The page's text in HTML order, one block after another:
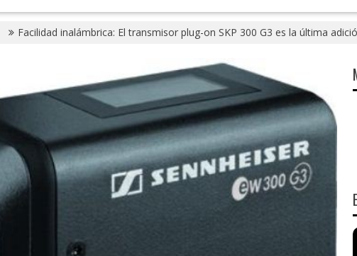
Facilidad inalámbrica: El transmisor plug-on SKP 300 G3 es la última